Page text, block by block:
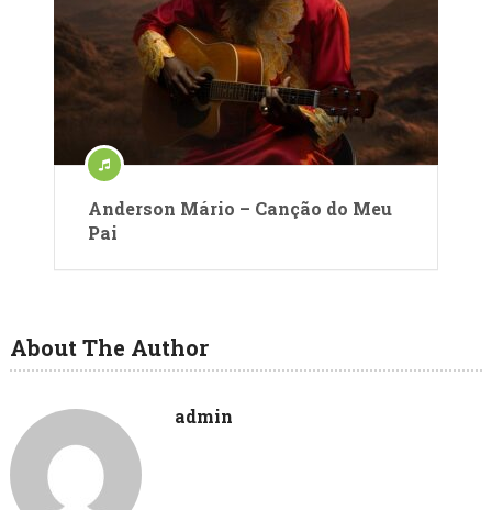
Anderson Mário – Canção do Meu
Pai
About The Author
admin